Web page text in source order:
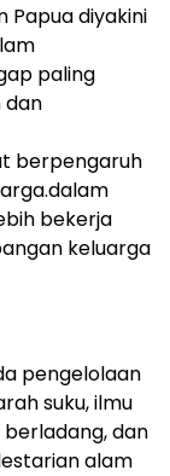
Papua diyakini
paling
dan
berpengaruh
bekerja
keluarga
pengelolaan
suku, ilmu
dan
alam